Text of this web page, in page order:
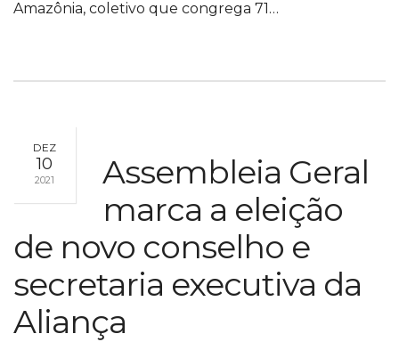
Amazônia, coletivo que congrega 71…
DEZ
10
2021
Assembleia Geral
marca a eleição
de novo conselho e
secretaria executiva da
Aliança